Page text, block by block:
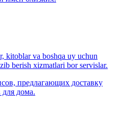
kitoblar va boshqa uy uchun
berish xizmatlari bor servislar.
предлагающих доставку
для дома.